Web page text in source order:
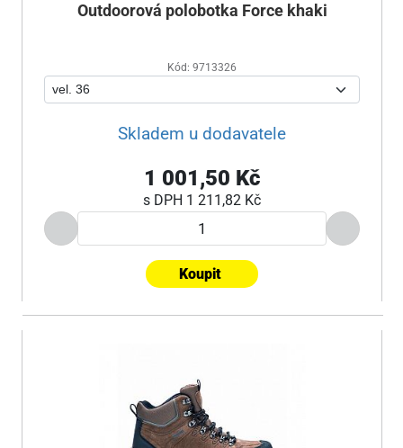
Outdoorová polobotka Force khaki
Kód: 9713326
Skladem u dodavatele
1 001,50 Kč
s DPH 1 211,82 Kč
Koupit